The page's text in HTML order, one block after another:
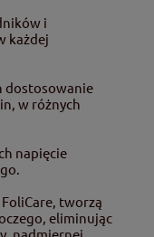
i
każdej
dostosowanie
w różnych
napięcie
tworzą
eliminując